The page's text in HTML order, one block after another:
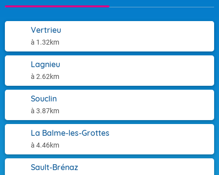
Vertrieu
à 1.32km
Lagnieu
à 2.62km
Souclin
à 3.87km
La Balme-les-Grottes
à 4.46km
Sault-Brénaz